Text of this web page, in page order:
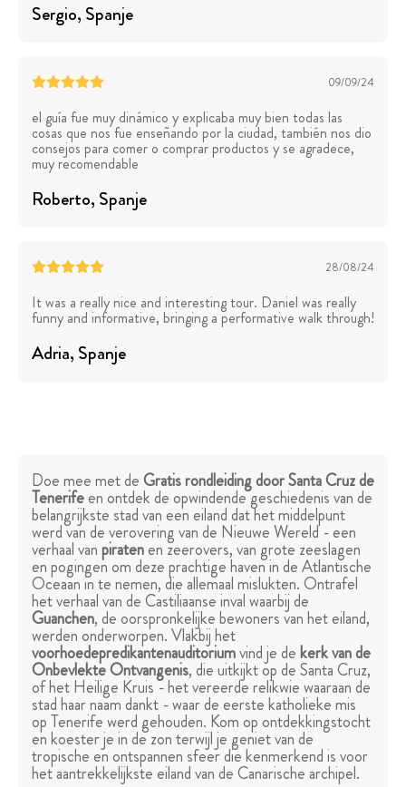
Sergio, Spanje
09/09/24
el guía fue muy dinámico y explicaba muy bien todas las
cosas que nos fue enseñando por la ciudad, también nos dio
consejos para comer o comprar productos y se agradece,
muy recomendable
Roberto, Spanje
28/08/24
It was a really nice and interesting tour. Daniel was really
funny and informative, bringing a performative walk through!
Adria, Spanje
Doe mee met deGratis rondleiding door Santa Cruz de
Tenerifeen ontdek de opwindende geschiedenis van de
belangrijkste stad van een eiland dat het middelpunt
werd van de verovering van de Nieuwe Wereld - een
verhaal vanpiratenen zeerovers, van grote zeeslagen
en pogingen om deze prachtige haven in de Atlantische
Oceaan in te nemen, die allemaal mislukten. Ontrafel
het verhaal van de Castiliaanse inval waarbij de
Guanchen, de oorspronkelijke bewoners van het eiland,
werden onderworpen. Vlakbij het
voorhoedepredikantenauditoriumvind je dekerk van de
Onbevlekte Ontvangenis, die uitkijkt op de Santa Cruz,
of het Heilige Kruis - het vereerde relikwie waaraan de
stad haar naam dankt - waar de eerste katholieke mis
op Tenerife werd gehouden. Kom op ontdekkingstocht
en koester je in de zon terwijl je geniet van de
tropische en ontspannen sfeer die kenmerkend is voor
het aantrekkelijkste eiland van de Canarische archipel.